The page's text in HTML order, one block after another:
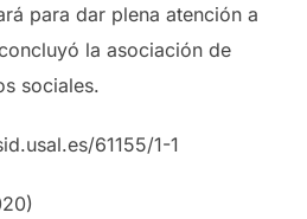
para dar plena atención a
la asociación de
sociales.
61155/1-1